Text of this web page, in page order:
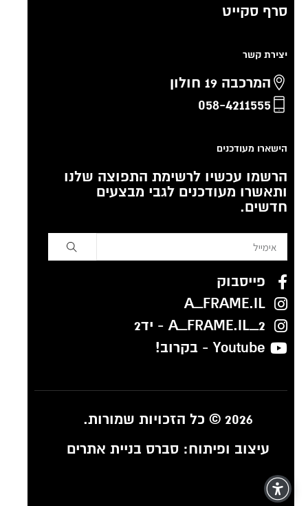
סרף סקייט
יצירת קשר
המרכבה 19 חולון
058-4211555
הישארו מעודכנים
הרשמו עכשיו לרשימת התפוצה שלנו
ותאשרו מעודכנים לגבי מבצעים
חדשים.
פייסבוק
A_FRAME.IL
A_FRAME.IL_2 - יד2
Youtube - בקרוב!
2026 © כל הזכויות שמורות.
עיצוב ופיתוח:סברס בניית אתרים